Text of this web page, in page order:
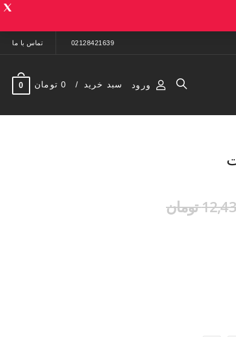
02128421639 تماس با ما
ورود سبد خرید 0 تومان 0
تومان